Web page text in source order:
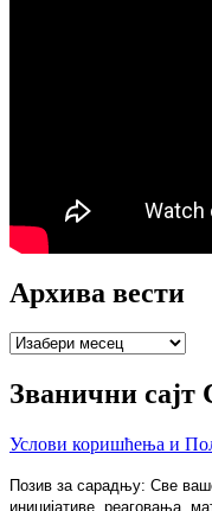
Архива вести
Архива
Званични
Услови коришћења и
Позив за сарадњу: Све
иницијативе, реаговања,